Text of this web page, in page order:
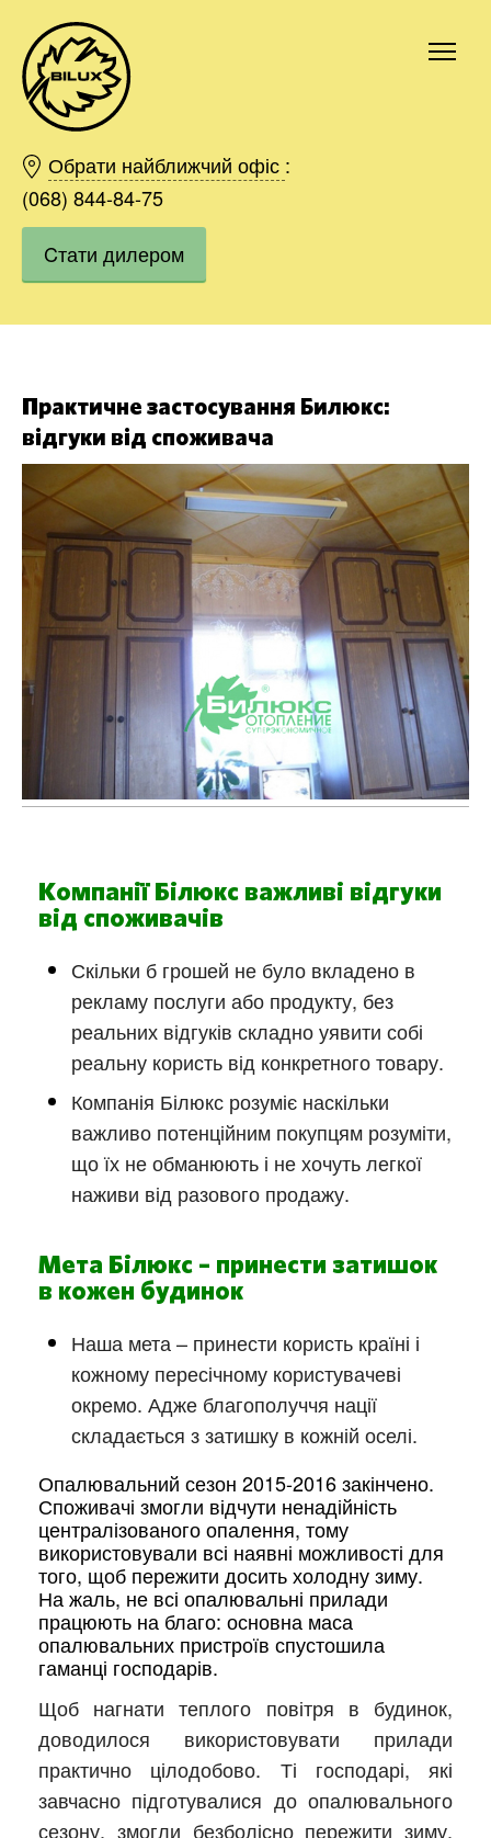
Обрати найближчий офіс :
(068) 844-84-75
Cтати дилером
Практичне застосування Билюкс:
відгуки від споживача
Компанії Білюкс важливі відгуки
від споживачів
Скільки б грошей не було вкладено в
рекламу послуги або продукту, без
реальних відгуків складно уявити собі
реальну користь від конкретного товару.
Компанія Білюкс розуміє наскільки
важливо потенційним покупцям розуміти,
що їх не обманюють і не хочуть легкої
наживи від разового продажу.
Мета Білюкс – принести затишок
в кожен будинок
Наша мета – принести користь країні і
кожному пересічному користувачеві
окремо. Адже благополуччя нації
складається з затишку в кожній оселі.
Опалювальний сезон 2015-2016 закінчено.
Споживачі змогли відчути ненадійність
централізованого опалення, тому
використовували всі наявні можливості для
того, щоб пережити досить холодну зиму.
На жаль, не всі опалювальні прилади
працюють на благо: основна маса
опалювальних пристроїв спустошила
гаманці господарів.
Щоб нагнати теплого повітря в будинок,
доводилося використовувати прилади
практично цілодобово. Ті господарі, які
завчасно підготувалися до опалювального
сезону, змогли безболісно пережити зиму,
Київ
Харків
Одесса
Дніпро
Івано-Франківськ
Область
Замовити